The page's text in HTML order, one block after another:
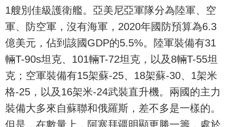
1艘別佳級護衛艦。亞美尼亞軍隊分為陸軍、空
軍、防空軍，沒有海軍，2020年國防預算為6.3
億美元，佔到該國GDP的5.5%。陸軍裝備有31
輛T-90s坦克、101輛T-72坦克，以及8輛T-55坦
克；空軍裝備有15架蘇-25、18架蘇-30、1架米
格-25，以及16架米-24武裝直升機。兩國的主力
裝備大多來自蘇聯和俄羅斯，差不多是一樣的。
但是，在數量上，阿塞拜疆明顯更勝一籌，處於